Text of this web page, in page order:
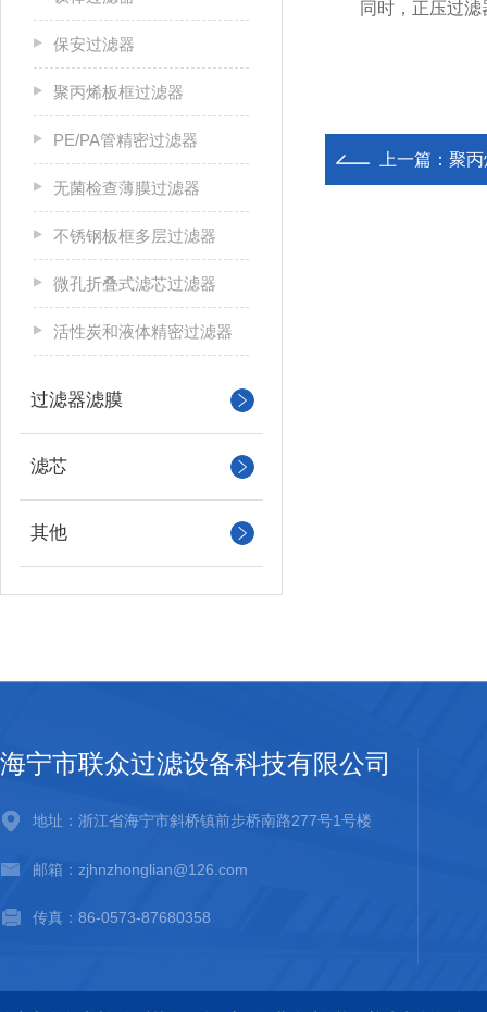
保安过滤器
聚丙烯板框过滤器
PE/PA管精密过滤器
无菌检查薄膜过滤器
不锈钢板框多层过滤器
微孔折叠式滤芯过滤器
活性炭和液体精密过滤器
过滤器滤膜
滤芯
其他
同时，正压过滤器
上一篇： 聚
海宁市联众过滤设备科技有限公司
地址：浙江省海宁市斜桥镇前步桥南路277号1号楼
邮箱：zjhnzhonglian@126.com
传真：86-0573-87680358